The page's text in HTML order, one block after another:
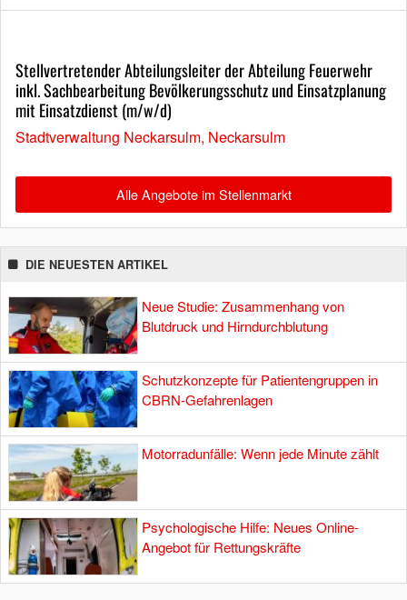
Stellvertretender Abteilungsleiter der Abteilung Feuerwehr
inkl. Sachbearbeitung Bevölkerungsschutz und Einsatzplanung
mit Einsatzdienst (m/w/d)
Stadtverwaltung Neckarsulm, Neckarsulm
Alle Angebote im Stellenmarkt
DIE NEUESTEN ARTIKEL
Neue Studie: Zusammenhang von
Blutdruck und Hirndurchblutung
Schutzkonzepte für Patientengruppen in
CBRN-Gefahrenlagen
Motorradunfälle: Wenn jede Minute zählt
Psychologische Hilfe: Neues Online-
Angebot für Rettungskräfte